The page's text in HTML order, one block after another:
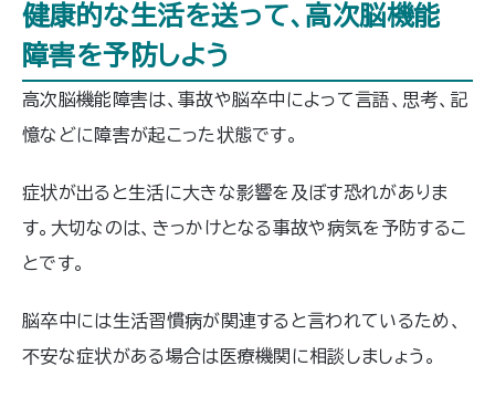
健康的な生活を送って、高次脳機能
障害を予防しよう
高次脳機能障害は、事故や脳卒中によって言語、思考、記
憶などに障害が起こった状態です。
症状が出ると生活に大きな影響を及ぼす恐れがありま
す。大切なのは、きっかけとなる事故や病気を予防するこ
とです。
脳卒中には生活習慣病が関連すると言われているため、
不安な症状がある場合は医療機関に相談しましょう。